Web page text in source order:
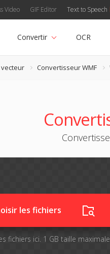
Video GIF Editor Text to Speech
Convertir OCR
Convertisseur WMF
les fichiers
fichiers ici. 1 GB taille